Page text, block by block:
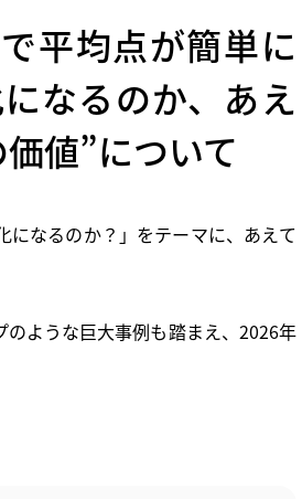
平均点が簡単に
なるのか、あえ
値”について
なるのか？」をテーマに、あえて
ような巨大事例も踏まえ、2026年